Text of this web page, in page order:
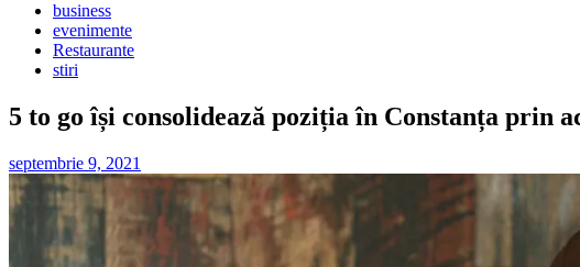
business
evenimente
Restaurante
stiri
5 to go își consolidează poziția în Constanța prin
septembrie 9, 2021